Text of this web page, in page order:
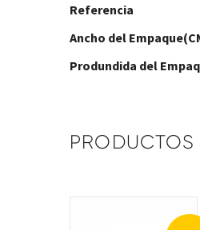
Referencia
Ancho del
Produndida del